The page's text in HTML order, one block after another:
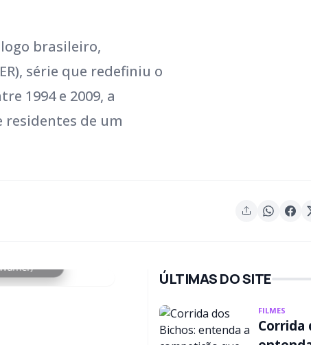
brasileiro,
série que redefiniu o
1994 e 2009, a
de um
ÚLTIMAS DO SITE
FILMES
Corrida